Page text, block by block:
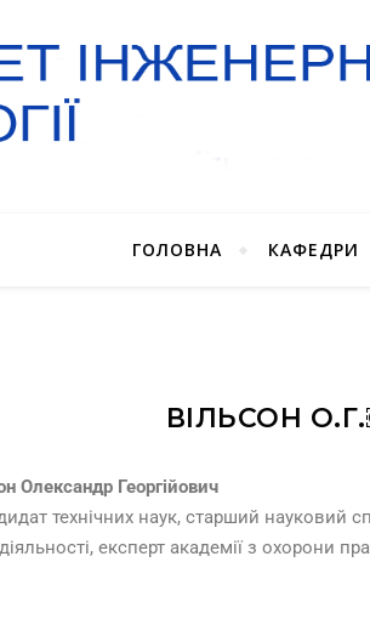
ГОЛОВНА КАФЕДРИ
ВІЛЬСОН
Олександр Георгійович
технічних наук, старший науковий
експерт академії з охорони